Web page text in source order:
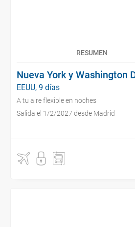
RESUMEN
Nueva York y Washington
EEUU, 9 días
A tu aire flexible en noches
Salida el 1/2/2027 desde Madrid